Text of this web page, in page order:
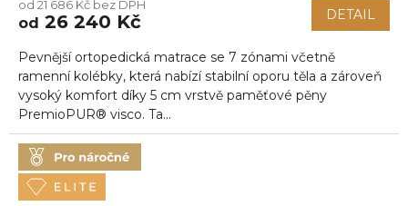
od 21 686 Kč bez DPH
od 26 240 Kč DETAIL
Pevnější ortopedická matrace se 7 zónami včetně
ramenní kolébky, která nabízí stabilní oporu těla a zároveň
vysoký komfort díky 5 cm vrstvě paměťové pěny
PremioPUR® visco. Ta...